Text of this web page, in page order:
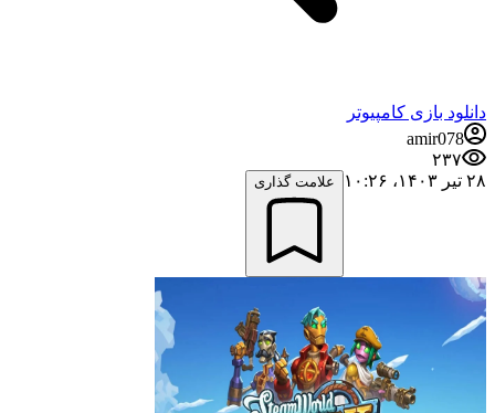
دانلود بازی کامپیوتر
amir078
۲۳۷
۲۸ تیر ۱۴۰۳،‏ ۱۰:۲۶
علامت گذاری